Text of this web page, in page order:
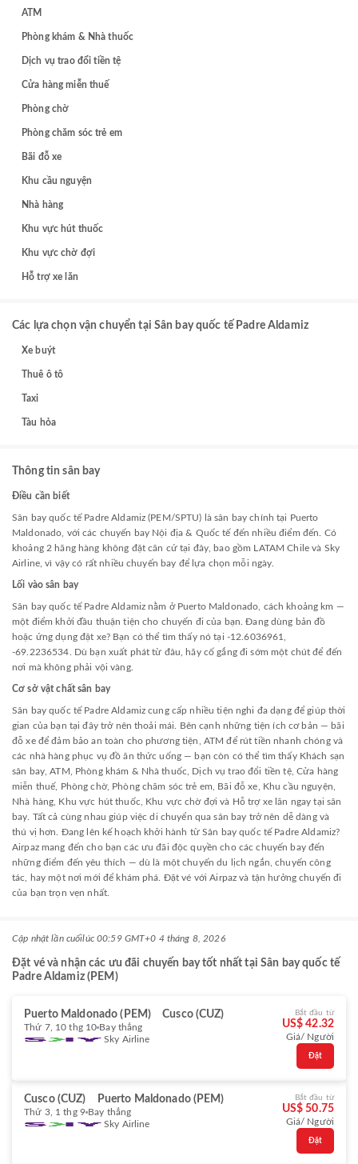
ATM
Phòng khám & Nhà thuốc
Dịch vụ trao đổi tiền tệ
Cửa hàng miễn thuế
Phòng chờ
Phòng chăm sóc trẻ em
Bãi đỗ xe
Khu cầu nguyện
Nhà hàng
Khu vực hút thuốc
Khu vực chờ đợi
Hỗ trợ xe lăn
Các lựa chọn vận chuyển tại Sân bay quốc tế Padre Aldamiz
Xe buýt
Thuê ô tô
Taxi
Tàu hỏa
Thông tin sân bay
Điều cần biết
Sân bay quốc tế Padre Aldamiz (PEM/SPTU) là sân bay chính tại Puerto
Maldonado, với các chuyến bay Nội địa & Quốc tế đến nhiều điểm đến. Có
khoảng 2 hãng hàng không đặt căn cứ tại đây, bao gồm LATAM Chile và Sky
Airline, vì vậy có rất nhiều chuyến bay để lựa chọn mỗi ngày.
Lối vào sân bay
Sân bay quốc tế Padre Aldamiz nằm ở Puerto Maldonado, cách khoảng km —
một điểm khởi đầu thuận tiện cho chuyến đi của bạn. Đang dùng bản đồ
hoặc ứng dụng đặt xe? Bạn có thể tìm thấy nó tại -12.6036961,
-69.2236534. Dù bạn xuất phát từ đâu, hãy cố gắng đi sớm một chút để đến
nơi mà không phải vội vàng.
Cơ sở vật chất sân bay
Sân bay quốc tế Padre Aldamiz cung cấp nhiều tiện nghi đa dạng để giúp thời
gian của bạn tại đây trở nên thoải mái. Bên cạnh những tiện ích cơ bản — bãi
đỗ xe để đảm bảo an toàn cho phương tiện, ATM để rút tiền nhanh chóng và
các nhà hàng phục vụ đồ ăn thức uống — bạn còn có thể tìm thấy Khách sạn
sân bay, ATM, Phòng khám & Nhà thuốc, Dịch vụ trao đổi tiền tệ, Cửa hàng
miễn thuế, Phòng chờ, Phòng chăm sóc trẻ em, Bãi đỗ xe, Khu cầu nguyện,
Nhà hàng, Khu vực hút thuốc, Khu vực chờ đợi và Hỗ trợ xe lăn ngay tại sân
bay. Tất cả cùng nhau giúp việc di chuyển qua sân bay trở nên dễ dàng và
thú vị hơn. Đang lên kế hoạch khởi hành từ Sân bay quốc tế Padre Aldamiz?
Airpaz mang đến cho bạn các ưu đãi độc quyền cho các chuyến bay đến
những điểm đến yêu thích — dù là một chuyến du lịch ngắn, chuyến công
tác, hay một nơi mới để khám phá. Đặt vé với Airpaz và tận hưởng chuyến đi
của bạn trọn vẹn nhất.
Cập nhật lần cuốilúc 00:59 GMT+0 4 tháng 8, 2026
Đặt vé và nhận các ưu đãi chuyến bay tốt nhất tại Sân bay quốc tế
Padre Aldamiz (PEM)
Puerto Maldonado (PEM) Cusco (CUZ)
Thứ 7, 10 thg 10 Bay thẳng
Sky Airline
Bắt đầu từ
US$ 42.32
Giá/ Người
Đặt
Cusco (CUZ) Puerto Maldonado (PEM)
Thứ 3, 1 thg 9 Bay thẳng
Sky Airline
Bắt đầu từ
US$ 50.75
Giá/ Người
Đặt